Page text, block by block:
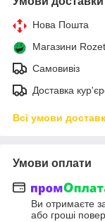
Нова Пошта
Магазини
Самовивіз
Доставка
Всі умови
Умови оплати
Ви отримаєте
або гроші